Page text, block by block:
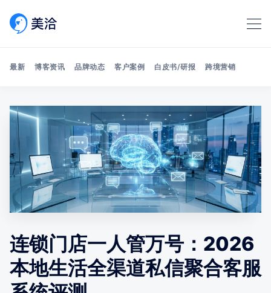
Search 美洽博客
最新 博客资讯 品牌动态 客户案例 白皮书/研报 跨境营销
连锁门店一人管万号：2026
本地生活全渠道私信聚合客服